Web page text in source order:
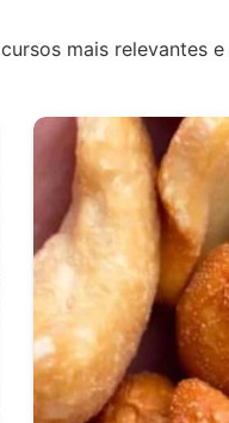
mais relevantes